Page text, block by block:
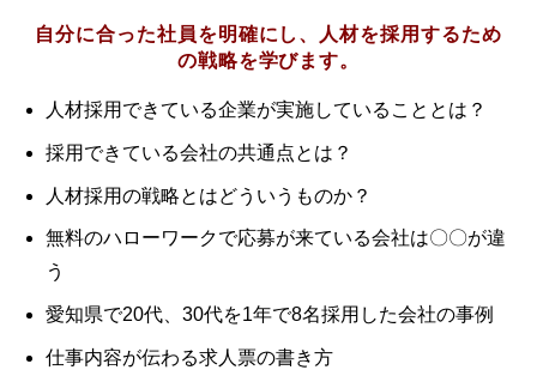
自分に合った社員を明確にし、人材を採用するため
の戦略を学びます。
人材採用できている企業が実施していることとは？
採用できている会社の共通点とは？
人材採用の戦略とはどういうものか？
無料のハローワークで応募が来ている会社は〇〇が違
う
愛知県で20代、30代を1年で8名採用した会社の事例
仕事内容が伝わる求人票の書き方